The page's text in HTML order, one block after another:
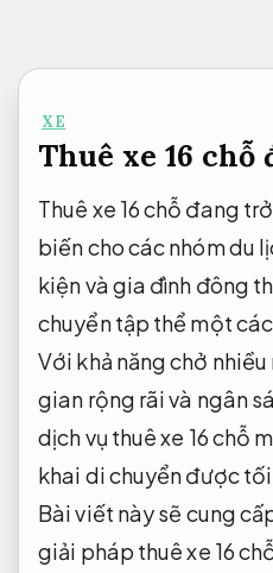
nội
dungXE
Thuê xe 16 chỗ
Thuê xe 16 chỗ đang
biến cho các nhóm du
kiện và gia đình đông
chuyển tập thể một
Với khả năng chở
gian rộng rãi và ngân
dịch vụ thuê xe 16 chỗ
khai di chuyển được
Bài viết này sẽ cung
giải pháp thuê xe 16